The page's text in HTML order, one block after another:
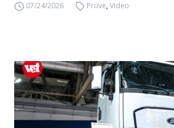
07/24/2026 Prove,Video